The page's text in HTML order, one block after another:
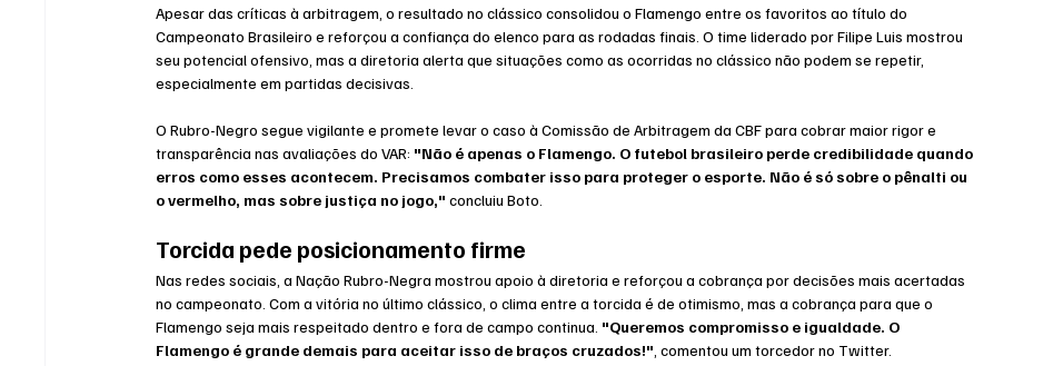
Apesar das críticas à arbitragem, o resultado no clássico consolidou o Flamengo entre os favoritos ao título do
Campeonato Brasileiro e reforçou a confiança do elenco para as rodadas finais. O time liderado por Filipe Luis mostrou
seu potencial ofensivo, mas a diretoria alerta que situações como as ocorridas no clássico não podem se repetir,
especialmente em partidas decisivas.
O Rubro-Negro segue vigilante e promete levar o caso à Comissão de Arbitragem da CBF para cobrar maior rigor e
transparência nas avaliações do VAR: "Não é apenas o Flamengo. O futebol brasileiro perde credibilidade quando
erros como esses acontecem. Precisamos combater isso para proteger o esporte. Não é só sobre o pênalti ou
o vermelho, mas sobre justiça no jogo," concluiu Boto.
Torcida pede posicionamento firme
Nas redes sociais, a Nação Rubro-Negra mostrou apoio à diretoria e reforçou a cobrança por decisões mais acertadas
no campeonato. Com a vitória no último clássico, o clima entre a torcida é de otimismo, mas a cobrança para que o
Flamengo seja mais respeitado dentro e fora de campo continua. "Queremos compromisso e igualdade. O
Flamengo é grande demais para aceitar isso de braços cruzados!" , comentou um torcedor no Twitter.